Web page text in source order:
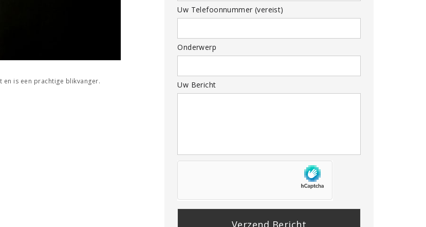
is een prachtige blikvanger.
Uw Telefoonnummer (vereist)
Onderwerp
Uw Bericht